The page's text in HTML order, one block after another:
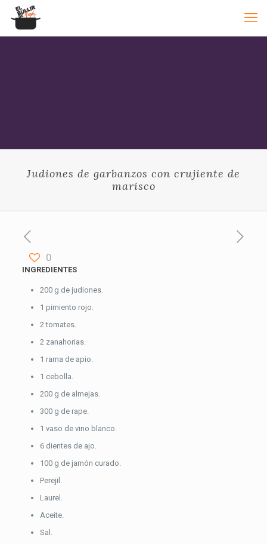
Judiones de garbanzos con crujiente de
marisco
0
INGREDIENTES
200 g de judiones.
1 pimiento rojo.
2 tomates.
2 zanahorias.
1 rama de apio.
1 cebolla.
200 g de almejas.
300 g de rape.
1 vaso de vino blanco.
6 dientes de ajo.
100 g de jamón curado.
Perejil.
Laurel.
Aceite.
Sal.